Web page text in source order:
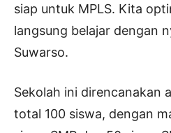
siap untuk MPLS. Kita
langsung belajar dengan
Suwarso.
Sekolah ini direncanakan
total 100 siswa, dengan